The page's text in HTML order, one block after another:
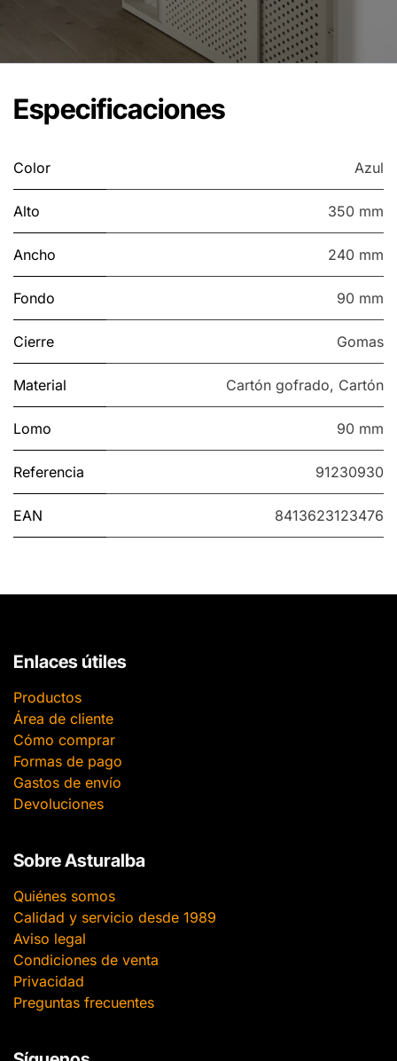
Especificaciones
Color Azul
Alto 350 mm
Ancho 240 mm
Fondo 90 mm
Cierre Gomas
Material Cartón gofrado, Cartón
Lomo 90 mm
Referencia 91230930
EAN 8413623123476
Enlaces útiles
Productos
Área de cliente
Cómo comprar
Formas de pago
Gastos de envío
Devoluciones
Sobre Asturalba
Quiénes somos
Calidad y servicio desde 1989
Aviso legal
Condiciones de venta
Privacidad
Preguntas frecuentes